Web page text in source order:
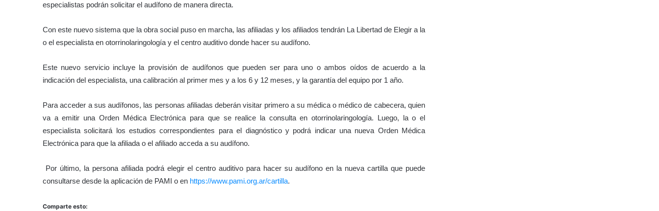
especialistas podrán solicitar el audífono de manera directa.
Con este nuevo sistema que la obra social puso en marcha, las afiliadas y los afiliados tendrán La Libertad de Elegir a la
o el especialista en otorrinolaringología y el centro auditivo donde hacer su audífono.
Este nuevo servicio incluye la provisión de audífonos que pueden ser para uno o ambos oídos de acuerdo a la
indicación del especialista, una calibración al primer mes y a los 6 y 12 meses, y la garantía del equipo por 1 año.
Para acceder a sus audífonos, las personas afiliadas deberán visitar primero a su médica o médico de cabecera, quien
va a emitir una Orden Médica Electrónica para que se realice la consulta en otorrinolaringología. Luego, la o el
especialista solicitará los estudios correspondientes para el diagnóstico y podrá indicar una nueva Orden Médica
Electrónica para que la afiliada o el afiliado acceda a su audífono.
Por último, la persona afiliada podrá elegir el centro auditivo para hacer su audífono en la nueva cartilla que puede
consultarse desde la aplicación de PAMI o en https://www.pami.org.ar/cartilla.
Comparte esto: